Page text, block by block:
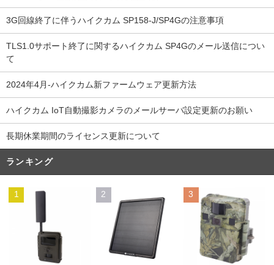
3G回線終了に伴うハイクカム SP158-J/SP4Gの注意事項
TLS1.0サポート終了に関するハイクカム SP4Gのメール送信につい
て
2024年4月-ハイクカム新ファームウェア更新方法
ハイクカム IoT自動撮影カメラのメールサーバ設定更新のお願い
長期休業期間のライセンス更新について
ランキング
1 2 3